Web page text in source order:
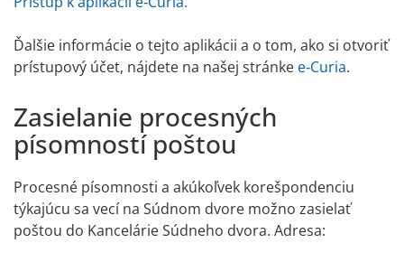
Ďalšie informácie o tejto aplikácii a o tom, ako si otvoriť
prístupový účet, nájdete na našej stránke e‑Curia.
Zasielanie procesných
písomností poštou
Procesné písomnosti a akúkoľvek korešpondenciu
týkajúcu sa vecí na Súdnom dvore možno zasielať
poštou do Kancelárie Súdneho dvora. Adresa: